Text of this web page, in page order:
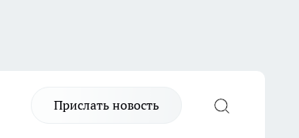
Прислать новость